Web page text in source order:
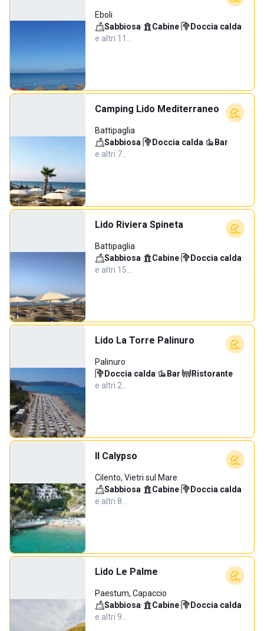
Eboli
Sabbiosa· Cabine· Doccia calda·
e altri 11…
Camping Lido Mediterraneo
Battipaglia
Sabbiosa· Doccia calda· Bar·
e altri 7…
Lido Riviera Spineta
Battipaglia
Sabbiosa· Cabine· Doccia calda·
e altri 15…
Lido La Torre Palinuro
Palinuro
Doccia calda· Bar· Ristorante·
e altri 2…
Il Calypso
Cilento, Vietri sul Mare
Sabbiosa· Cabine· Doccia calda·
e altri 8…
Lido Le Palme
Paestum, Capaccio
Sabbiosa· Cabine· Doccia calda·
e altri 9…